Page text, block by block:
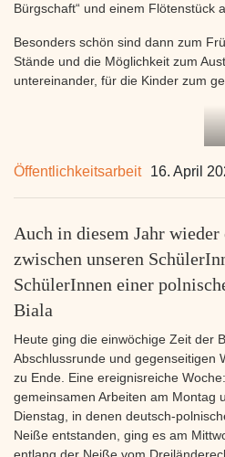
Bürgschaft“ und einem Flötenstück
Besonders schön sind dann zum
Stände und die Möglichkeit zum
untereinander, für die Kinder zum
Öffentlichkeitsarbeit 16. April
Auch in diesem Jahr
zwischen unseren
SchülerInnen einer
Biala
Heute ging die einwöchige Zeit der
Abschlussrunde und gegenseitigen
zu Ende. Eine ereignisreiche
gemeinsamen Arbeiten am Montag
Dienstag, in denen deutsch-
Neiße entstanden, ging es am